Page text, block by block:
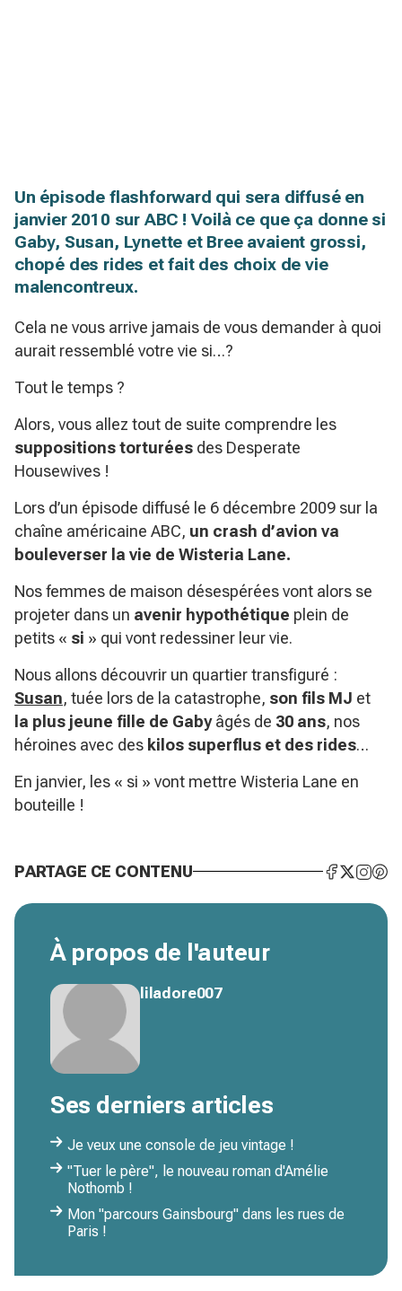
Un épisode flashforward qui sera diffusé en
janvier 2010 sur ABC ! Voilà ce que ça donne si
Gaby, Susan, Lynette et Bree avaient grossi,
chopé des rides et fait des choix de vie
malencontreux.
Cela ne vous arrive jamais de vous demander à quoi
aurait ressemblé votre vie si…?
Tout le temps ?
Alors, vous allez tout de suite comprendre les
suppositions torturées des Desperate
Housewives !
Lors d’un épisode diffusé le 6 décembre 2009 sur la
chaîne américaine ABC, un crash d’avion va
bouleverser la vie de Wisteria Lane.
Nos femmes de maison désespérées vont alors se
projeter dans un avenir hypothétique plein de
petits « si » qui vont redessiner leur vie.
Nous allons découvrir un quartier transfiguré :
Susan, tuée lors de la catastrophe, son fils MJ et
la plus jeune fille de Gabyâgés de 30 ans, nos
héroines avec des kilos superflus et des rides…
En janvier, les « si » vont mettre Wisteria Lane en
bouteille !
PARTAGE CE CONTENU
À propos de l'auteur
liladore007
Ses derniers articles
Je veux une console de jeu vintage !
"Tuer le père", le nouveau roman d'Amélie
Nothomb !
Mon "parcours Gainsbourg" dans les rues de
Paris !